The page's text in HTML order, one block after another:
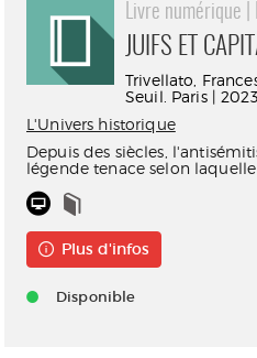
Livre numérique |
JUIFS ET
Trivellato,
Seuil. Paris | 2023
L'Univers historique
Depuis des siècles,
légende tenace selon laquelle
Plus d'infos
Disponible